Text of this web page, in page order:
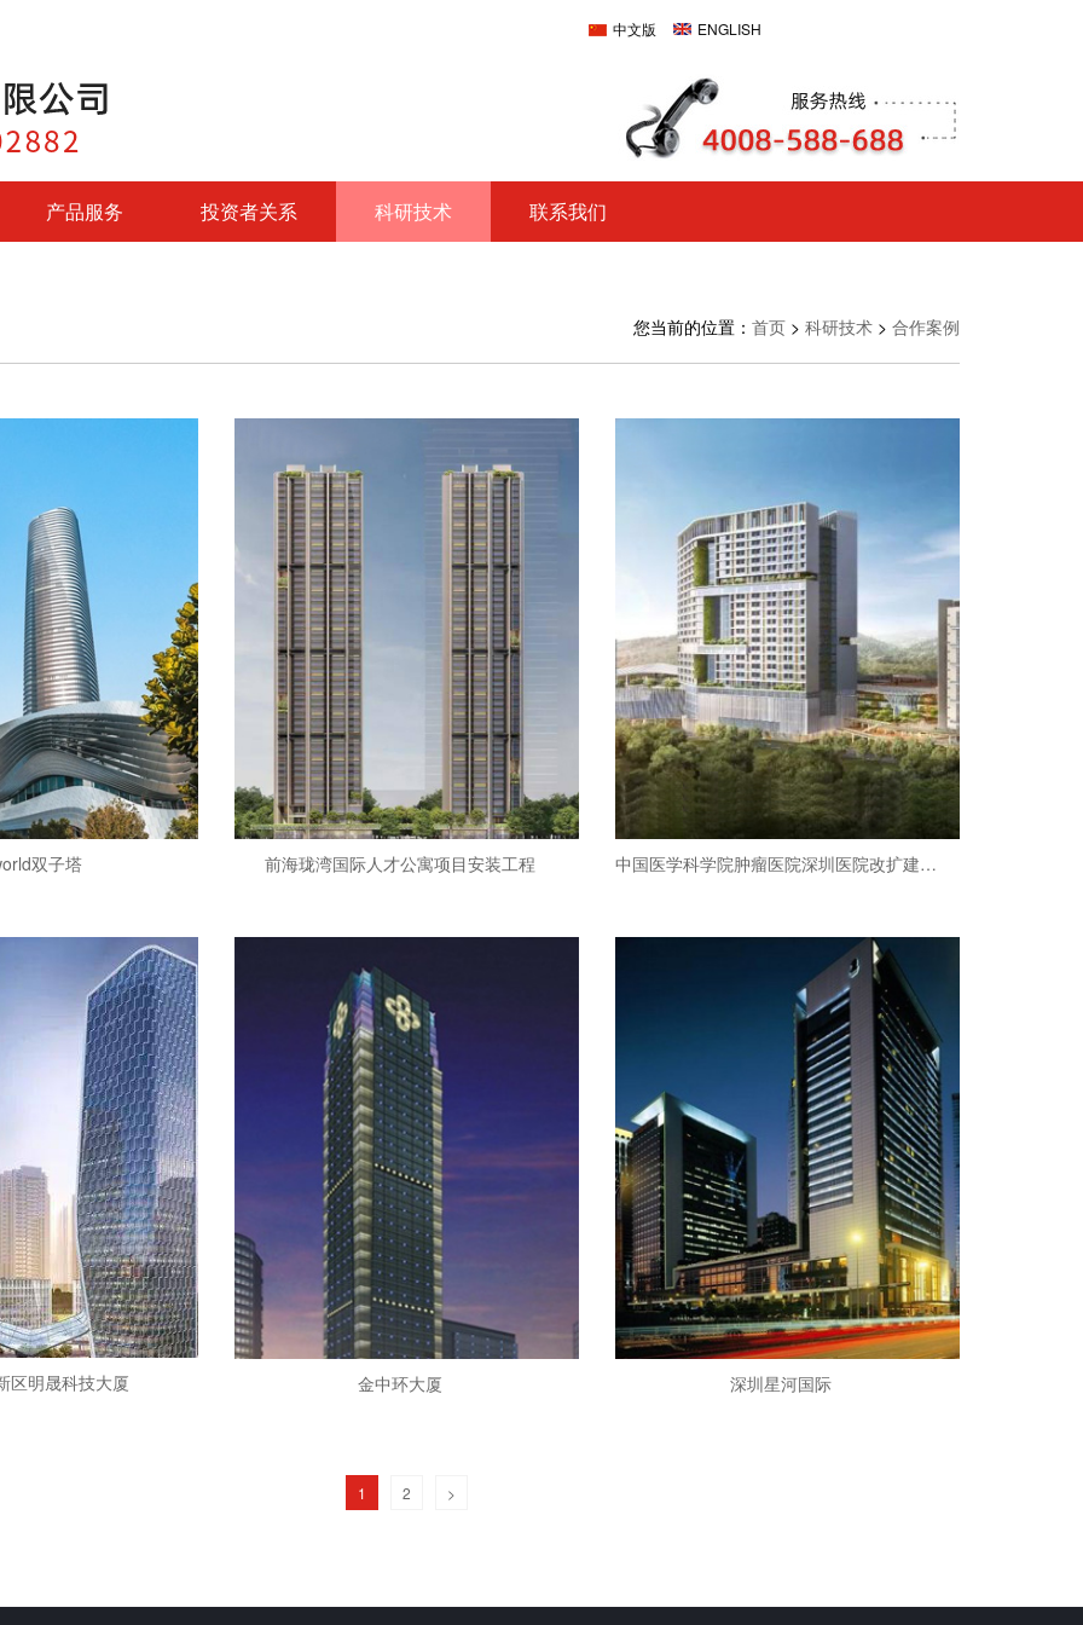
中文版 ENGLISH
产品服务 投资者关系 科研技术 联系我们
您当前的位置： 首页 > 科研技术 > 合作案例
双子塔 前海珑湾国际人才公寓项目安装工程 中国医学科学院肿瘤医院深圳医院改扩建工程（二期）项目
区明晟科技大厦 金中环大厦 深圳星河国际
1 2 >